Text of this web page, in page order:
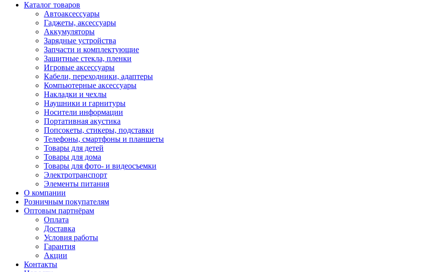
Каталог товаров
Автоаксессуары
Гаджеты, аксессуары
Аккумуляторы
Зарядные устройства
Запчасти и комплектующие
Защитные стекла, пленки
Игровые аксессуары
Кабели, переходники, адаптеры
Компьютерные аксессуары
Накладки и чехлы
Наушники и гарнитуры
Носители информации
Портативная акустика
Попсокеты, стикеры, подставки
Телефоны, смартфоны и планшеты
Товары для детей
Товары для дома
Товары для фото- и видеосъемки
Электротранспорт
Элементы питания
О компании
Розничным покупателям
Оптовым партнёрам
Оплата
Доставка
Условия работы
Гарантия
Акции
Контакты